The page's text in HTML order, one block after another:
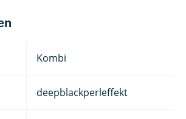
Kombi
deepblackperleffekt